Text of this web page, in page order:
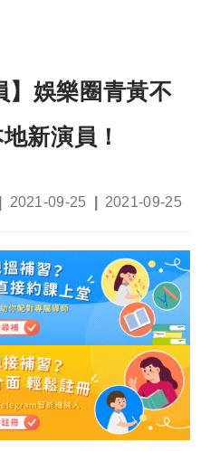
】娛樂圈青黃不
新演員！
Post
2021-09-25
Post
2021-09-25